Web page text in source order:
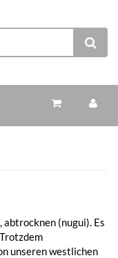
(nugui). Es
unseren westlichen